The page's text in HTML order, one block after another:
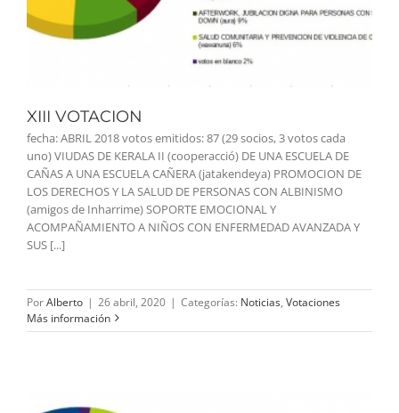
XIII VOTACION
fecha: ABRIL 2018 votos emitidos: 87 (29 socios, 3 votos cada
uno) VIUDAS DE KERALA II (cooperacció) DE UNA ESCUELA DE
CAÑAS A UNA ESCUELA CAÑERA (jatakendeya) PROMOCION DE
LOS DERECHOS Y LA SALUD DE PERSONAS CON ALBINISMO
(amigos de Inharrime) SOPORTE EMOCIONAL Y
ACOMPAÑAMIENTO A NIÑOS CON ENFERMEDAD AVANZADA Y
SUS [...]
PorAlberto | 26 abril, 2020 | Categorías: Noticias, Votaciones
Más información